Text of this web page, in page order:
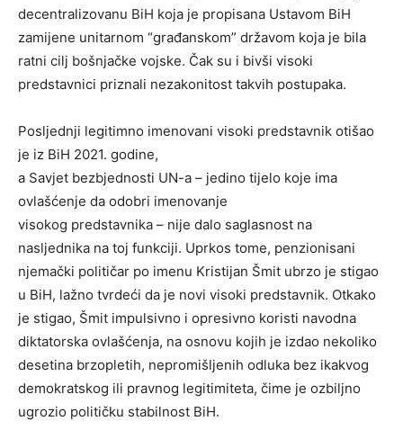
decentralizovanu BiH koja je propisana Ustavom BiH
zamijene unitarnom “građanskom” državom koja je bila
ratni cilj bošnjačke vojske. Čak su i bivši visoki
predstavnici priznali nezakonitost takvih postupaka.
Posljednji legitimno imenovani visoki predstavnik otišao
je iz BiH 2021. godine,
a Savjet bezbjednosti UN-a – jedino tijelo koje ima
ovlašćenje da odobri imenovanje
visokog predstavnika – nije dalo saglasnost na
nasljednika na toj funkciji. Uprkos tome, penzionisani
njemački političar po imenu Kristijan Šmit ubrzo je stigao
u BiH, lažno tvrdeći da je novi visoki predstavnik. Otkako
je stigao, Šmit impulsivno i opresivno koristi navodna
diktatorska ovlašćenja, na osnovu kojih je izdao nekoliko
desetina brzopletih, nepromišljenih odluka bez ikakvog
demokratskog ili pravnog legitimiteta, čime je ozbiljno
ugrozio političku stabilnost BiH.